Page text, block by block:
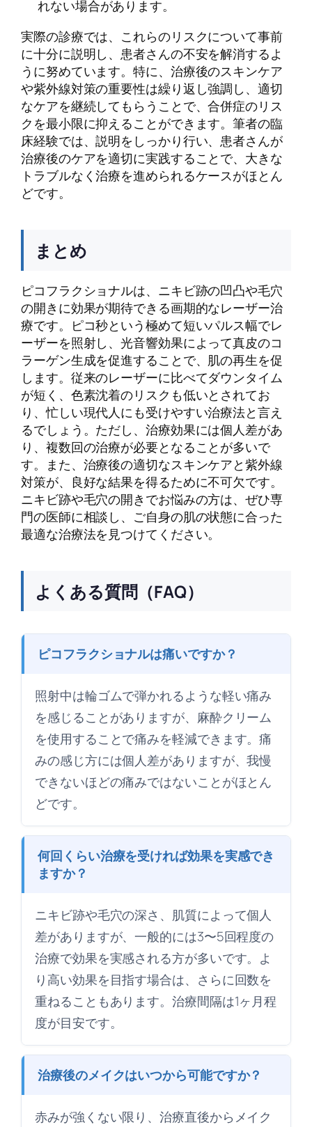
れない場合があります。
実際の診療では、これらのリスクについて事前
に十分に説明し、患者さんの不安を解消するよ
うに努めています。特に、治療後のスキンケア
や紫外線対策の重要性は繰り返し強調し、適切
なケアを継続してもらうことで、合併症のリス
クを最小限に抑えることができます。筆者の臨
床経験では、説明をしっかり行い、患者さんが
治療後のケアを適切に実践することで、大きな
トラブルなく治療を進められるケースがほとん
どです。
まとめ
ピコフラクショナルは、ニキビ跡の凹凸や毛穴
の開きに効果が期待できる画期的なレーザー治
療です。ピコ秒という極めて短いパルス幅でレ
ーザーを照射し、光音響効果によって真皮のコ
ラーゲン生成を促進することで、肌の再生を促
します。従来のレーザーに比べてダウンタイム
が短く、色素沈着のリスクも低いとされてお
り、忙しい現代人にも受けやすい治療法と言え
るでしょう。ただし、治療効果には個人差があ
り、複数回の治療が必要となることが多いで
す。また、治療後の適切なスキンケアと紫外線
対策が、良好な結果を得るために不可欠です。
ニキビ跡や毛穴の開きでお悩みの方は、ぜひ専
門の医師に相談し、ご自身の肌の状態に合った
最適な治療法を見つけてください。
よくある質問（FAQ）
ピコフラクショナルは痛いですか？
照射中は輪ゴムで弾かれるような軽い痛み
を感じることがありますが、麻酔クリーム
を使用することで痛みを軽減できます。痛
みの感じ方には個人差がありますが、我慢
できないほどの痛みではないことがほとん
どです。
何回くらい治療を受ければ効果を実感でき
ますか？
ニキビ跡や毛穴の深さ、肌質によって個人
差がありますが、一般的には3〜5回程度の
治療で効果を実感される方が多いです。よ
り高い効果を目指す場合は、さらに回数を
重ねることもあります。治療間隔は1ヶ月程
度が目安です。
治療後のメイクはいつから可能ですか？
赤みが強くない限り、治療直後からメイク